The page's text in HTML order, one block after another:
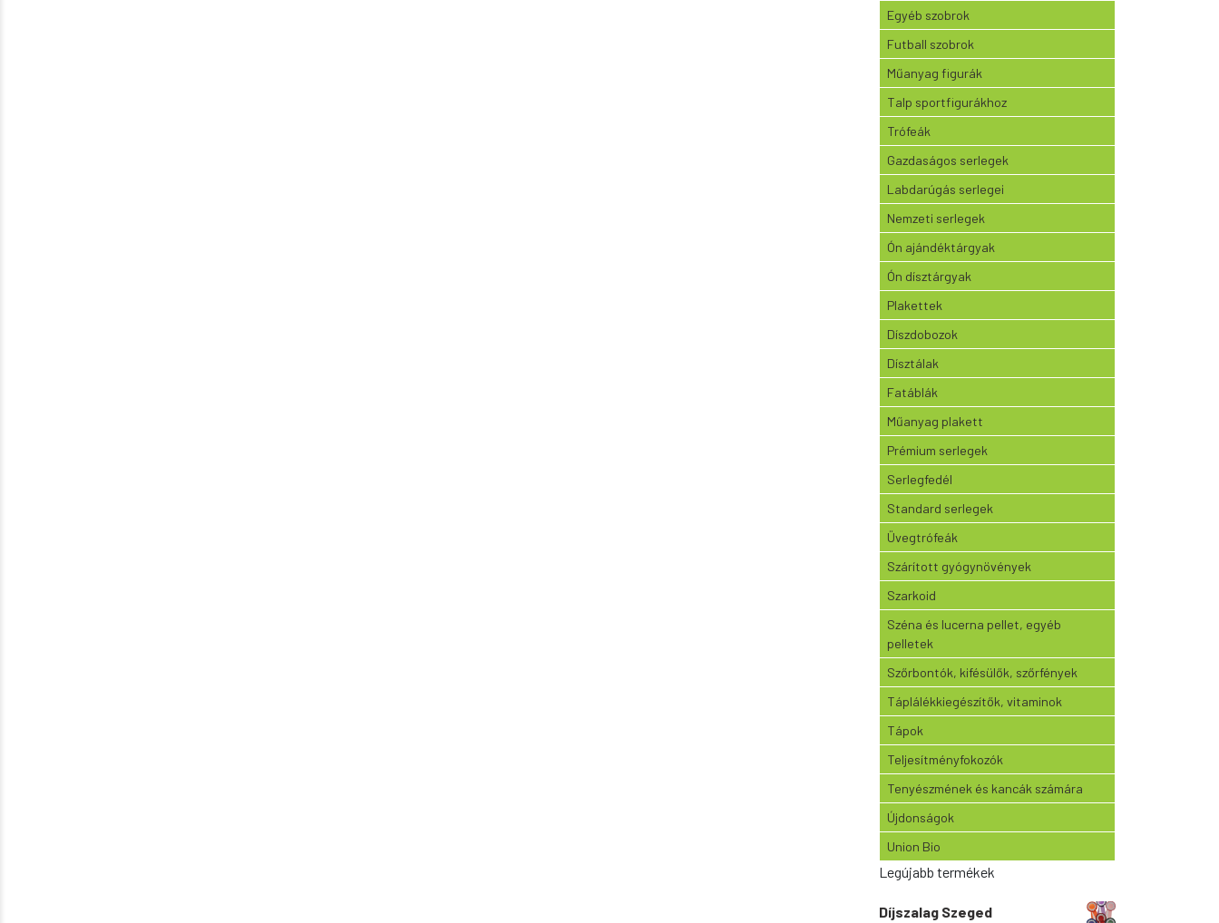
Egyéb szobrok
Futball szobrok
Műanyag figurák
Talp sportfigurákhoz
Trófeák
Gazdaságos serlegek
Labdarúgás serlegei
Nemzeti serlegek
Ón ajándéktárgyak
Ón dísztárgyak
Plakettek
Díszdobozok
Dísztálak
Fatáblák
Műanyag plakett
Prémium serlegek
Serlegfedél
Standard serlegek
Üvegtrófeák
Szárított gyógynövények
Szarkoid
Széna és lucerna pellet, egyéb
pelletek
Szőrbontók, kifésülők, szőrfények
Táplálékkiegészítők, vitaminok
Tápok
Teljesítményfokozók
Tenyészmének és kancák számára
Újdonságok
Union Bio
Legújabb termékek
Díjszalag Szeged